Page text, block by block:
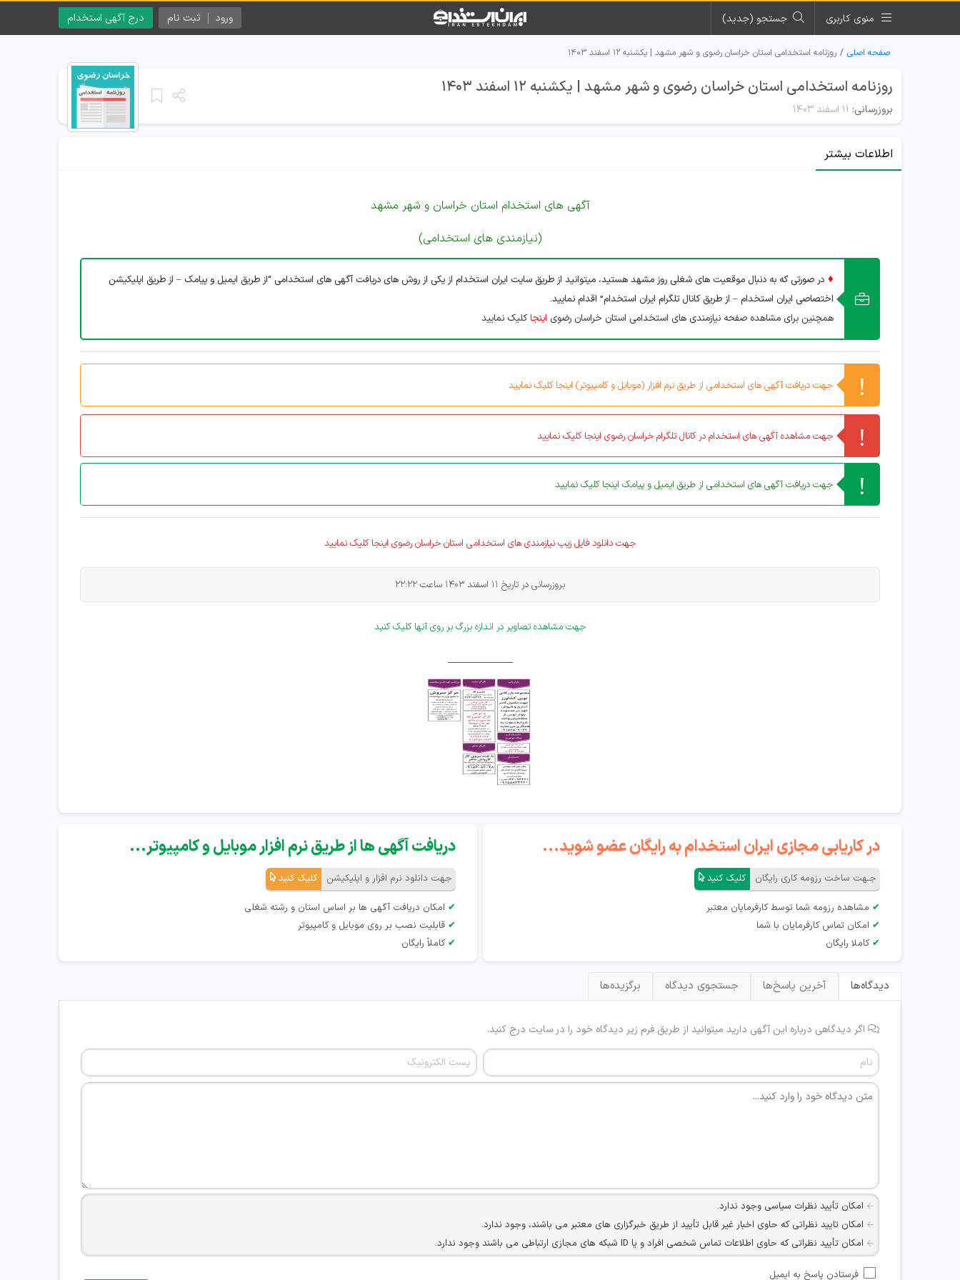
منوی کاربری جستجو (جدید) درج آگهی استخدام ورود ثبت نام
صفحه اصلی روزنامه استخدامی استان خراسان رضوی و شهر مشهد | یکشنبه ۱۲ اسفند ۱۴۰۳
روزنامه استخدامی استان خراسان رضوی و شهر مشهد | یکشنبه 12 اسفند 1403
بروزرسانی: ۱۱ اسفند ۱۴۰۳
اطلاعات بیشتر
آگهی های استخدام استان خراسان و شهر مشهد
(نیازمندی های استخدامی)
♦ در صورتی که به دنبال موقعیت های شغلی روز مشهد هستید، میتوانید از طریق سایت ایران استخدام از یکی از روش های دریافت آگهی های استخدامی “از طریق ایمیل و پیامک – از طریق اپلیکیشن
اختصاصی ایران استخدام – از طریق کانال تلگرام ایران استخدام” اقدام نمایید.
همچنین برای مشاهده صفحه نیازمندی های استخدامی استان خراسان رضوی اینجاکلیک نمایید
جهت دریافت آگهی های استخدامی از طریق نرم افزار (موبایل و کامپیوتر) اینجا کلیک نمایید
جهت مشاهده آگهی های استخدام در کانال تلگرام خراسان رضوی اینجا کلیک نمایید
جهت دریافت آگهی های استخدامی از طریق ایمیل و پیامک اینجا کلیک نمایید
جهت دانلود فایل زیپ نیازمندی های استخدامی استان خراسان رضوی اینجا کلیک نمایید
بروزرسانی در تاریخ 11 اسفند 1403 ساعت 22:22
جهت مشاهده تصاویر در اندازه بزرگ بر روی آنها کلیک کنید
_____________
در کاریابی مجازی ایران استخدام به رایگان عضو شوید...
جـهت ساخت رزومه کاری رایگان کلیک کنید
✔ مشاهده رزومه شما توسط کارفرمایان معتبر
✔ امکان تماس کارفرمایان با شما
✔ کاملا رایگان
دریافت آگهی ها از طریق نرم افزار موبایل و کامپیوتر...
جهت دانلود نرم افزار و اپلیکیشن کلیک کنید
✔ امکان دریافت آگهی ها بر اساس استان و رشته شغلی
✔ قابلیت نصب بر روی موبایل و کامپیوتر
✔ کاملاً رایگان
دیدگاه‌ها آخرین پاسخ‌ها جستجوی دیدگاه برگزیده‌ها
اگر دیدگاهی درباره این آگهی دارید میتوانید از طریق فرم زیر دیدگاه خود را در سایت درج کنید.
امکان تأیید نظرات سیاسی وجود ندارد.
امکان تایید نظراتی که حاوی اخبار غیر قابل تأیید از طریق خبرگزاری های معتبر می باشند، وجود ندارد.
امکان تأیید نظراتی که حاوی اطلاعات تماس شخصی افراد و یا ID شبکه های مجازی ارتباطی می باشند وجود ندارد.
فرستادن پاسخ به ایمیل